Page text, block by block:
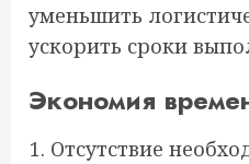
уменьшить
ускорить сроки
Экономия
Отсутствие